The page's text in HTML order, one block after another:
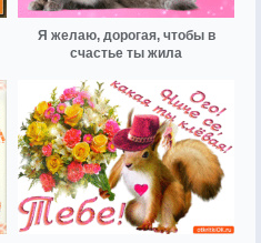
Я желаю, дорогая, чтобы в
счастье ты жила